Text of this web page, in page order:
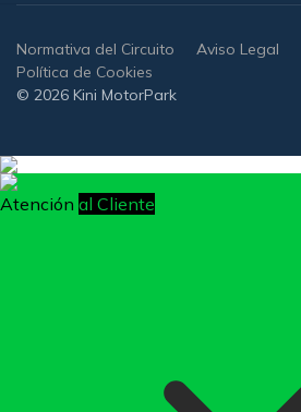
Normativa del Circuito Aviso Legal
Política de Cookies
© 2026 Kini MotorPark
Atención al Cliente